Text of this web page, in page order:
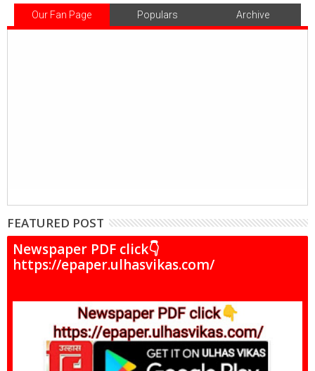
Our Fan Page Populars Archive
FEATURED POST
Newspaper PDF click👇
https://epaper.ulhasvikas.com/